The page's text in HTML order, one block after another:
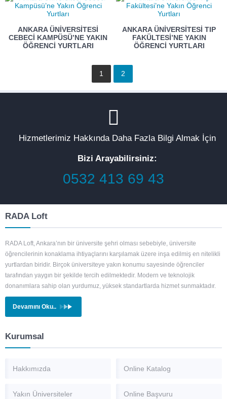
ANKARA ÜNIVERSITESI
CEBECI KAMPÜSÜ’NE YAKIN
ÖĞRENCI YURTLARI
ANKARA ÜNIVERSITESI TIP
FAKÜLTESI’NE YAKIN
ÖĞRENCI YURTLARI
1 2
Hizmetlerimiz Hakkında Daha Fazla Bilgi Almak İçin
Bizi Arayabilirsiniz:
0532 413 69 43
RADA Loft
RADA Loft, Ankara’nın bir üniversite şehri olması sebebiyle, üniversite
öğrencilerinin konaklama ihtiyaçlarını karşılamak üzere inşa edilmiş en nitelikli
yurtlardan biridir. Birçok üniversiteye yakın konumu sayesinde öğrenciler
tarafından yaygın bir şekilde tercih edilmektedir. Modern ve teknolojik
donanımlara sahip olan yurdumuz, yüksek standartlarda hizmet sunmaktadır.
Devamını Oku..
Kurumsal
Hakkımızda Online Katalog
Yakın Üniversiteler Online Başvuru